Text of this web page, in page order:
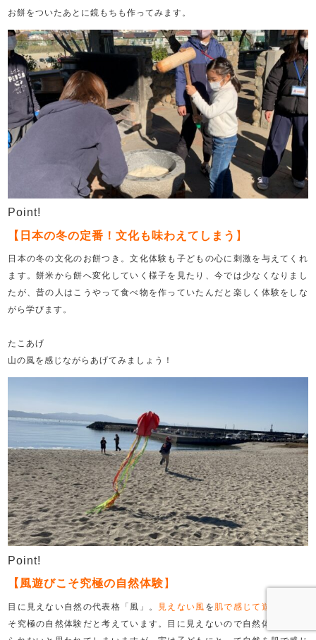
お餅をついたあとに鏡もちも作ってみます。
Point!
【日本の冬の定番！文化も味わえてしまう 】
日本の冬の文化のお餅つき。文化体験も子どもの心に刺激を与えてくれ
ます。餅米から餅へ変化していく様子を見たり、今では少なくなりまし
たが、昔の人はこうやって食べ物を作っていたんだと楽しく体験をしな
がら学びます。
たこあげ
山の風を感じながらあげてみましょう！
Point!
【風遊びこそ究極の自然体験】
目に見えない自然の代表格「風」。 見えない風 を 肌で感じて遊ぶ
そ究極の自然体験だと考えています。目に見えないので自然体験と捉え